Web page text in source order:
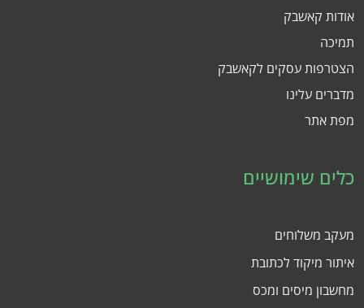
אודות קאשבק
תמיכה
הצטרפות עסקים לקאשבק
מדברים עלינו
מפת אתר
כלים שימושיים
מעקב משלוחים
איתור מיקוד לכתובת
מחשבון מיסים ומכס